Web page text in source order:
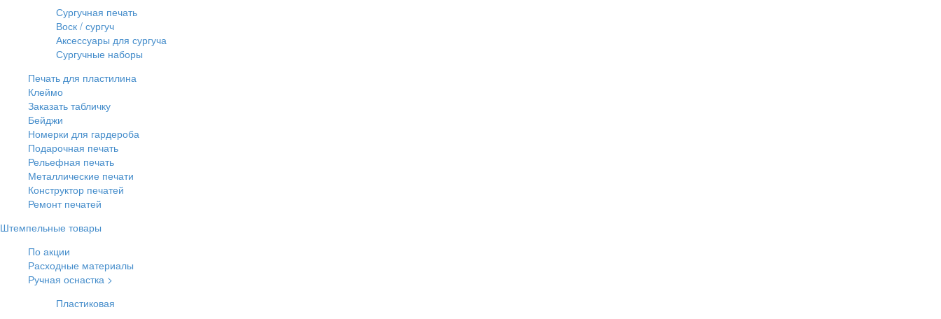
Сургучная печать
Воск / сургуч
Аксессуары для сургуча
Сургучные наборы
Печать для пластилина
Клеймо
Заказать табличку
Бейджи
Номерки для гардероба
Подарочная печать
Рельефная печать
Металлические печати
Конструктор печатей
Ремонт печатей
Штемпельные товары
По акции
Расходные материалы
Ручная оснастка >
Пластиковая